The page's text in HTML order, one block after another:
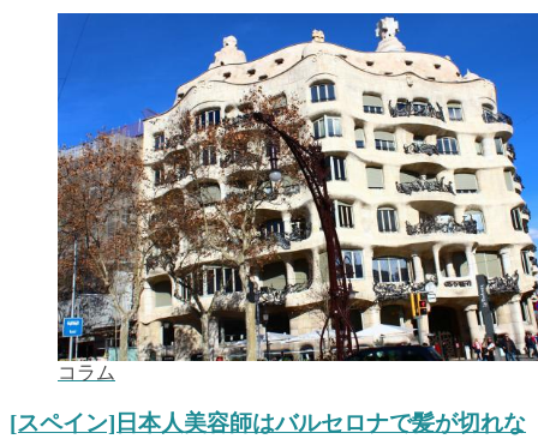
コラム
[スペイン]日本人美容師はバルセロナで髪が切れな